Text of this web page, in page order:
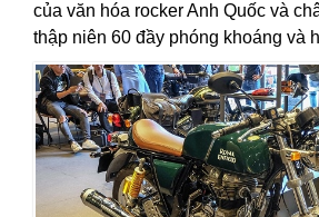
của văn hóa rocker Anh Quốc và
thập niên 60 đầy phóng khoáng và